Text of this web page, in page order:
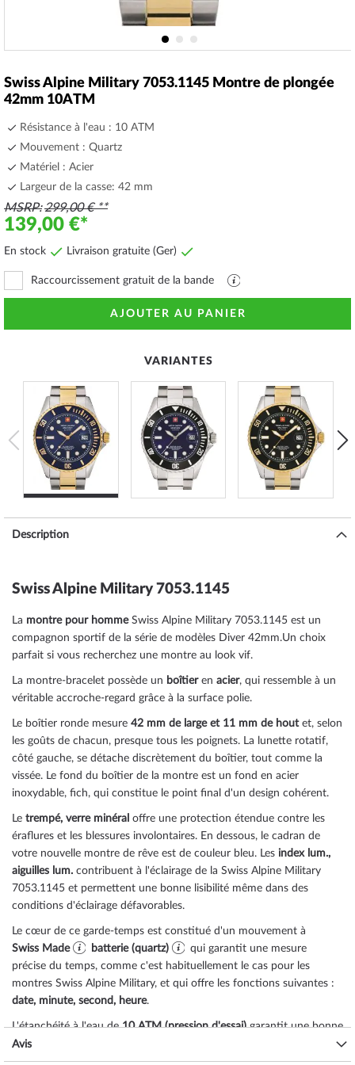
the
beginning
images
gallery
Swiss Alpine Military 7053.1145 Montre de plongée
42mm 10ATM
Résistance à l'eau : 10 ATM
Mouvement : Quartz
Matériel : Acier
Largeur de la casse: 42 mm
MSRP 299,00 €
139,00 €
En stock Livraison gratuite (Ger)
Raccourcissement gratuit de la bandeFichier
PDF
avec
explications
AJOUTER AU PANIER
VARIANTES
Description
Swiss Alpine Military 7053.1145
La montre pour hommeSwiss Alpine Military 7053.1145 est un
compagnon sportif de la série de modèles Diver 42mm.Un choix
parfait si vous recherchez une montre au look vif.
La montre-bracelet possède un boîtieren acier, qui ressemble à un
véritable accroche-regard grâce à la surface polie.
Le boîtier ronde mesure 42 mm de large et 11 mm de houtet, selon
les goûts de chacun, presque tous les poignets. La lunette rotatif,
côté gauche, se détache discrètement du boîtier, tout comme la
vissée. Le fond du boîtier de la montre est un fond en acier
inoxydable, fich, qui constitue le point final d'un design cohérent.
Le trempé, verre minéral offre une protection étendue contre les
éraflures et les blessures involontaires. En dessous, le cadran de
votre nouvelle montre de rêve est de couleur bleu. Les index lum.,
aiguilles lum. contribuent à l'éclairage de la Swiss Alpine Military
7053.1145 et permettent une bonne lisibilité même dans des
conditions d'éclairage défavorables.
Le cœur de ce garde-temps est constitué d'un mouvement à
Swiss Made
batterie (quartz)
qui garantit une mesure
précise du temps, comme c'est habituellement le cas pour les
montres Swiss Alpine Military, et qui offre les fonctions suivantes :
date, minute, second, heure.
L'étanchéité à l'eau de10 ATM (pression d'essai)garantit une bonne
aptitude à l'utilisation quotidienne, comme vous pouvez le
constater dans la liste ci-dessous :
Avis